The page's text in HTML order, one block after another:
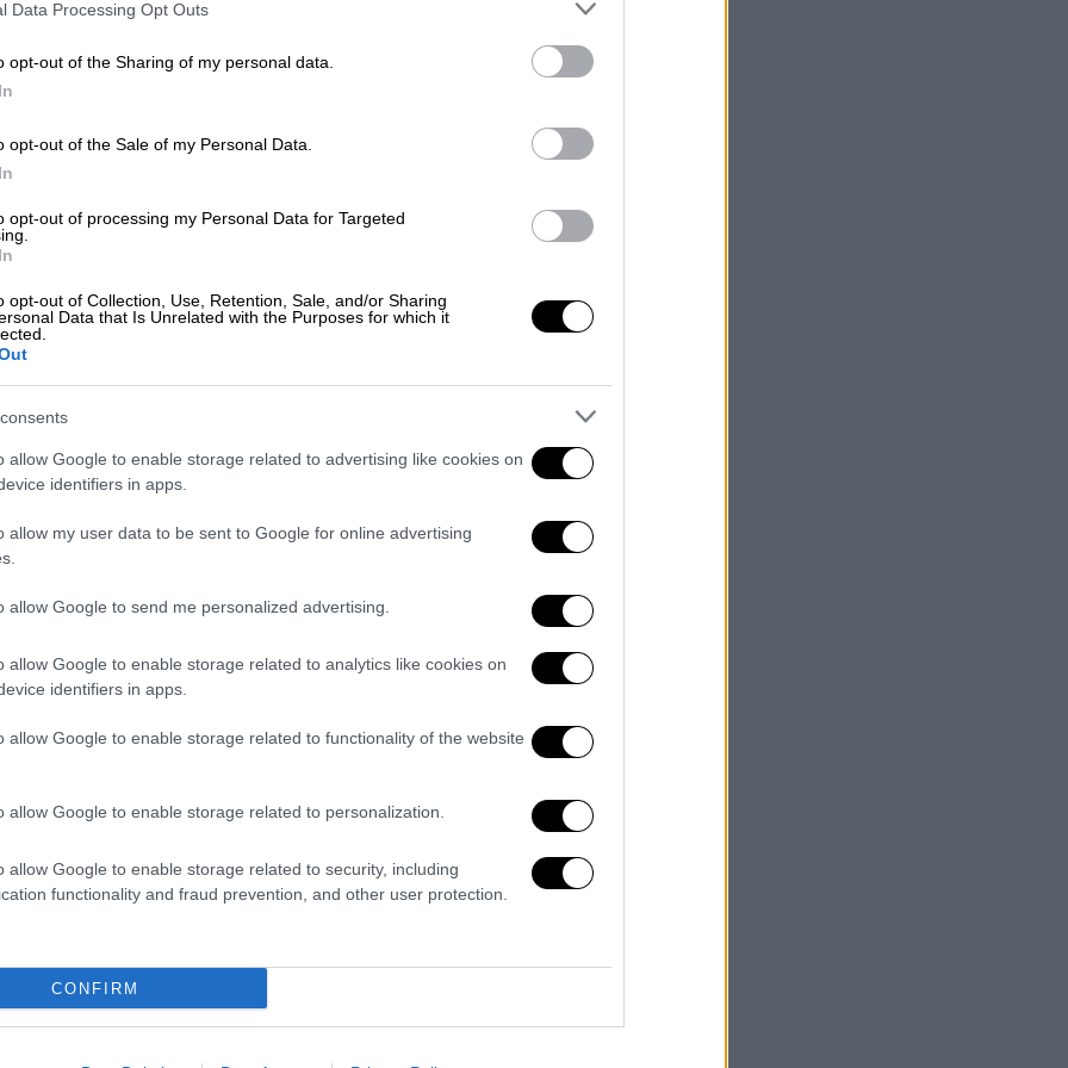
Data Processing Opt Outs
opt-out of the Sharing of my personal data.
opt-out of the Sale of my Personal Data.
opt-out of processing my Personal Data for Targeted
opt-out of Collection, Use, Retention, Sale, and/or Sharing
Data that Is Unrelated with the Purposes for which it
allow Google to enable storage related to advertising like cookies on
identifiers in apps.
allow my user data to be sent to Google for online advertising
allow Google to send me personalized advertising.
allow Google to enable storage related to analytics like cookies on
identifiers in apps.
allow Google to enable storage related to functionality of the website
allow Google to enable storage related to personalization.
allow Google to enable storage related to security, including
functionality and fraud prevention, and other user protection.
CONFIRM
μόλις τρία
εικόνες από τον υδροστρόβιλο
Ελλάδα|25.04.2024 14:24
θα αυξηθούν σε συχνότητα και
ένταση
Κάθε 15-20 χρόνια είναι έντονη η
λέει ο επιστήμονας για όσα θα έρθουν
Βρετανικό Μουσείο: Τραγικές
ελληνικά γλυπτά
Στις 23 Ιανουαρίου διαπίστωσαν ότι